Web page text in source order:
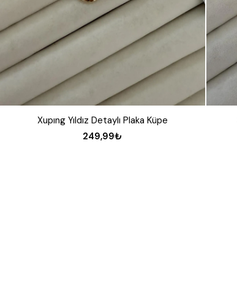
Xupıng Yıldız Detaylı Plaka Küpe
249,99₺